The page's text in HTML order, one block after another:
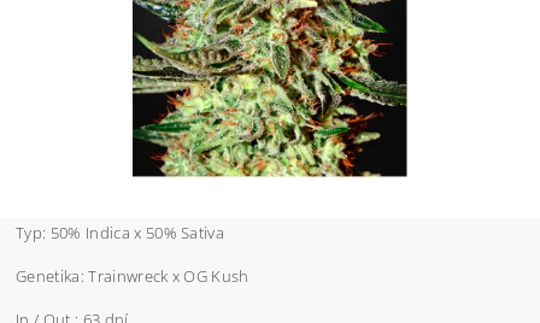
Typ: 50% Indica x 50% Sativa
Genetika:Trainwreck x OG Kush